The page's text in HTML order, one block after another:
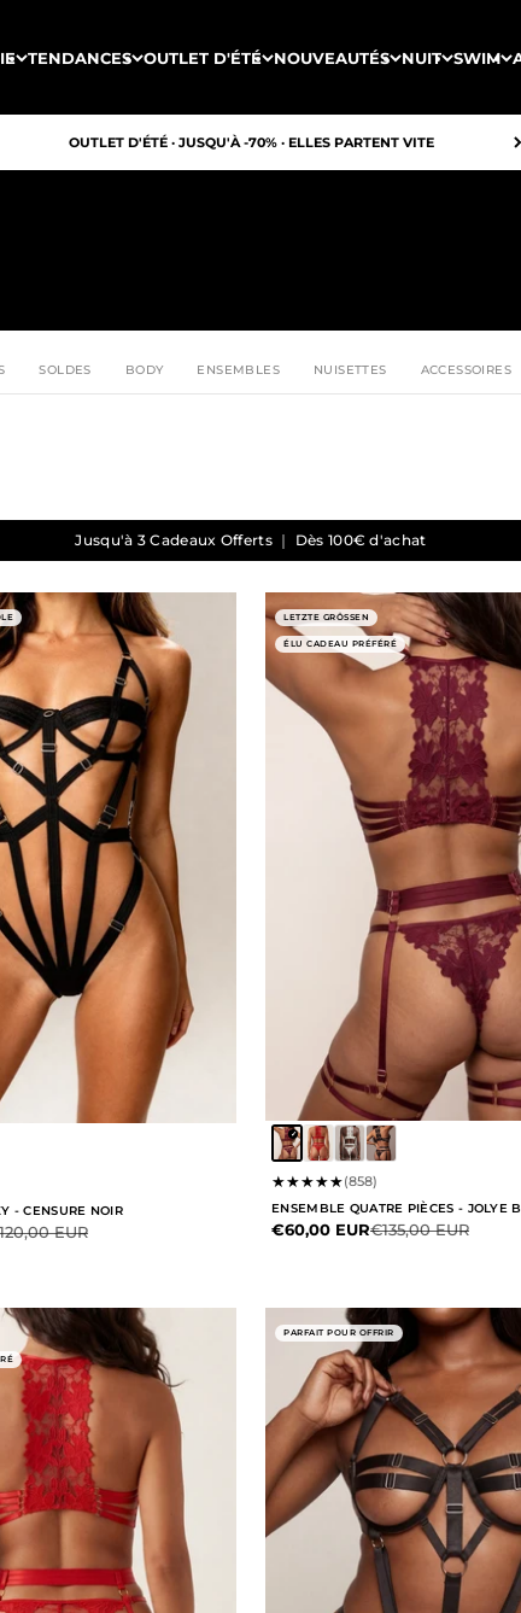
TENDANCES OUTLET D'ÉTÉ NOUVEAUTÉS NUIT SWIM
OUTLET D'ÉTÉ · JUSQU'À -70% · ELLES PARTENT VITE
SOLDES BODY ENSEMBLES NUISETTES ACCESSOIRES
Jusqu'à 3 Cadeaux Offerts ｜ Dès 100€ d'achat
- CENSURE NOIR
normal
EUR
LETZTE GRÖSSEN
ÉLU CADEAU PRÉFÉRÉ
★★★★★(858)
ENSEMBLE QUATRE PIÈCES - JOLYE
Prix de vente
€60,00 EURPrix normal
€135,00 EUR
PARFAIT POUR OFFRIR